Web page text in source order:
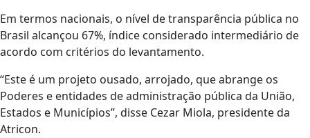
Em termos nacionais, o nível de transparência pública no
Brasil alcançou 67%, índice considerado intermediário de
acordo com critérios do levantamento.
“Este é um projeto ousado, arrojado, que abrange os
Poderes e entidades de administração pública da União,
Estados e Municípios”, disse Cezar Miola, presidente da
Atricon.